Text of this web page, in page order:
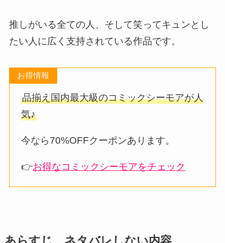
推しがいる全ての人、そして笑ってキュンとし
たい人に広く支持されている作品です。
お得情報
品揃え国内最大級のコミックシーモアが人
気♪
今なら70%OFFクーポンあります。
👉お得なコミックシーモアをチェック